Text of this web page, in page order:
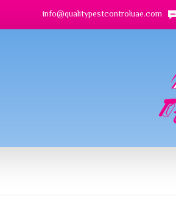
info@qualitypestcontroluae.com